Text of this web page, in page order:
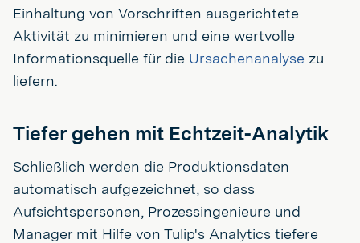
Einhaltung von Vorschriften ausgerichtete
Aktivität zu minimieren und eine wertvolle
Informationsquelle für die Ursachenanalyse zu
liefern.
Tiefer gehen mit Echtzeit-Analytik
Schließlich werden die Produktionsdaten
automatisch aufgezeichnet, so dass
Aufsichtspersonen, Prozessingenieure und
Manager mit Hilfe von Tulip's Analytics tiefere